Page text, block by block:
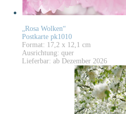
„Rosa Wolken“
Postkarte pk1010
Format: 17,2 x 12,1 cm
Ausrichtung: quer
Lieferbar: ab Dezember 2026